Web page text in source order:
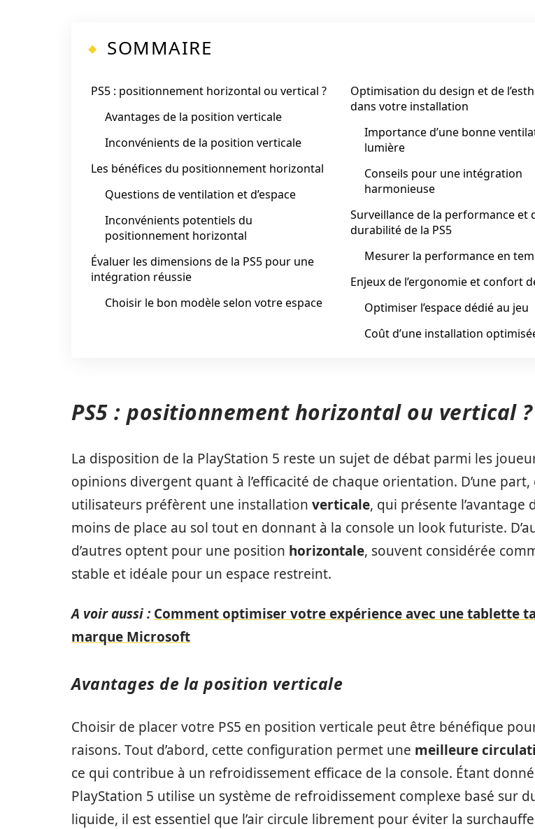
SOMMAIRE
PS5 : positionnement horizontal ou vertical ?
Avantages de la position verticale
Inconvénients de la position verticale
Les bénéfices du positionnement horizontal
Questions de ventilation et d’espace
Inconvénients potentiels du
positionnement horizontal
Évaluer les dimensions de la PS5 pour une
intégration réussie
Choisir le bon modèle selon votre espace
Optimisation du design et de
dans votre installation
Importance d’une bonne
lumière
Conseils pour une intégration
harmonieuse
Surveillance de la performance et
durabilité de la PS5
Mesurer la performance en
Enjeux de l’ergonomie et confort
Optimiser l’espace dédié au jeu
Coût d’une installation
PS5 : positionnement horizontal ou vertical ?
La disposition de la PlayStation 5 reste un sujet de débat parmi les
opinions divergent quant à l’efficacité de chaque orientation. D’une part,
utilisateurs préfèrent une installation verticale, qui présente l’avantage
moins de place au sol tout en donnant à la console un look futuriste.
d’autres optent pour une position horizontale, souvent considérée
stable et idéale pour un espace restreint.
A voir aussi : Comment optimiser votre expérience avec une tablette
marque Microsoft
Avantages de la position verticale
Choisir de placer votre PS5 en position verticale peut être bénéfique
raisons. Tout d’abord, cette configuration permet une meilleure
ce qui contribue à un refroidissement efficace de la console. Étant
PlayStation 5 utilise un système de refroidissement complexe basé sur
liquide, il est essentiel que l’air circule librement pour éviter la